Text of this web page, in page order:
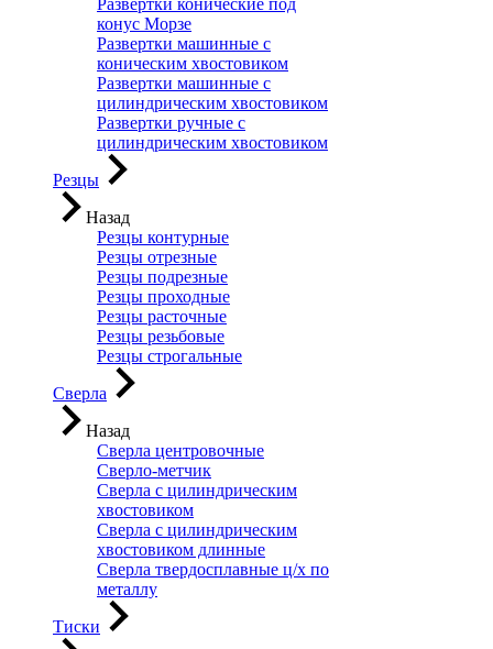
Развертки конические под
конус Морзе
Развертки машинные с
коническим хвостовиком
Развертки машинные с
цилиндрическим хвостовиком
Развертки ручные с
цилиндрическим хвостовиком
Резцы
Назад
Резцы контурные
Резцы отрезные
Резцы подрезные
Резцы проходные
Резцы расточные
Резцы резьбовые
Резцы строгальные
Сверла
Назад
Сверла центровочные
Сверло-метчик
Сверла с цилиндрическим
хвостовиком
Сверла с цилиндрическим
хвостовиком длинные
Сверла твердосплавные ц/х по
металлу
Тиски